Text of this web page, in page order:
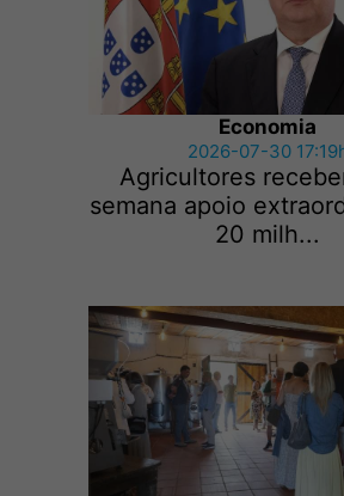
Economia
2026-07-30
Agricultores
semana apoio
20 milh...